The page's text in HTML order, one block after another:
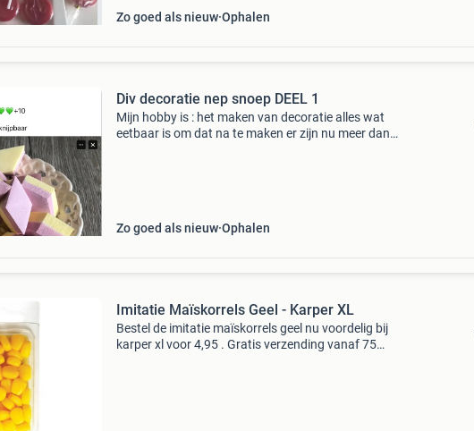
Zo goed als nieuw Ophalen
Div decoratie nep snoep DEEL 1
Mijn hobby is : het maken van decoratie alles wat
eetbaar is om dat na te maken er zijn nu meer dan
Zo goed als nieuw Ophalen
Imitatie Maïskorrels Geel - Karper XL
Bestel de imitatie maïskorrels geel nu voordelig bij
karper xl voor 4,95 . Gratis verzending vanaf 75